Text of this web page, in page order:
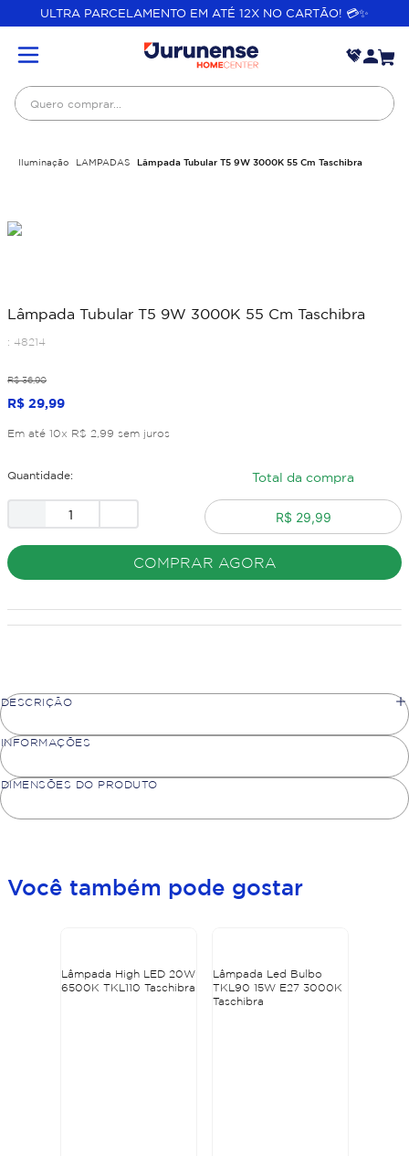
ULTRA PARCELAMENTO EM ATÉ 12X NO CARTÃO! 💳✨
Quero comprar...
Iluminação LAMPADAS Lâmpada Tubular T5 9W 3000K 55 Cm Taschibra
Lâmpada Tubular T5 9W 3000K 55 Cm Taschibra
: 48214
R$ 36,90
R$ 29,99
Em até 10x R$ 2 99 sem juros
Quantidade: Total da compra
R$ 29,99
COMPRAR AGORA
DESCRIÇÃO
INFORMAÇÕES
DIMENSÕES DO PRODUTO
Você também pode gostar
Lâmpada High LED 20W
6500K TKL110 Taschibra
Lâmpada Led Bulbo
TKL90 15W E27 3000K
Taschibra